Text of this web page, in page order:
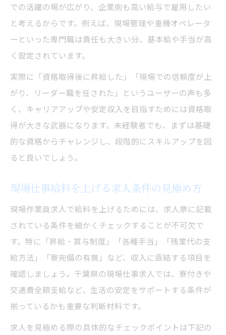
での活躍の場が広がり、企業側も高い給与で雇用したい
と考えるからです。例えば、現場管理や重機オペレータ
ーといった専門職は責任も大きい分、基本給や手当が高
く設定されています。
実際に「資格取得後に昇給した」「現場での信頼度が上
がり、リーダー職を任された」というユーザーの声も多
く、キャリアアップや安定収入を目指すためには資格取
得が大きな武器になります。未経験者でも、まずは基礎
的な資格からチャレンジし、段階的にスキルアップを図
ると良いでしょう。
現場仕事給料を上げる求人条件の見極め方
現場作業員求人で給料を上げるためには、求人票に記載
されている条件を細かくチェックすることが不可欠で
す。特に「昇給・賞与制度」「各種手当」「残業代の支
給方法」「寮完備の有無」など、収入に直結する項目を
確認しましょう。千葉県の現場仕事求人では、寮付きや
交通費全額支給など、生活の安定をサポートする条件が
揃っているかも重要な判断材料です。
求人を見極める際の具体的なチェックポイントは下記の